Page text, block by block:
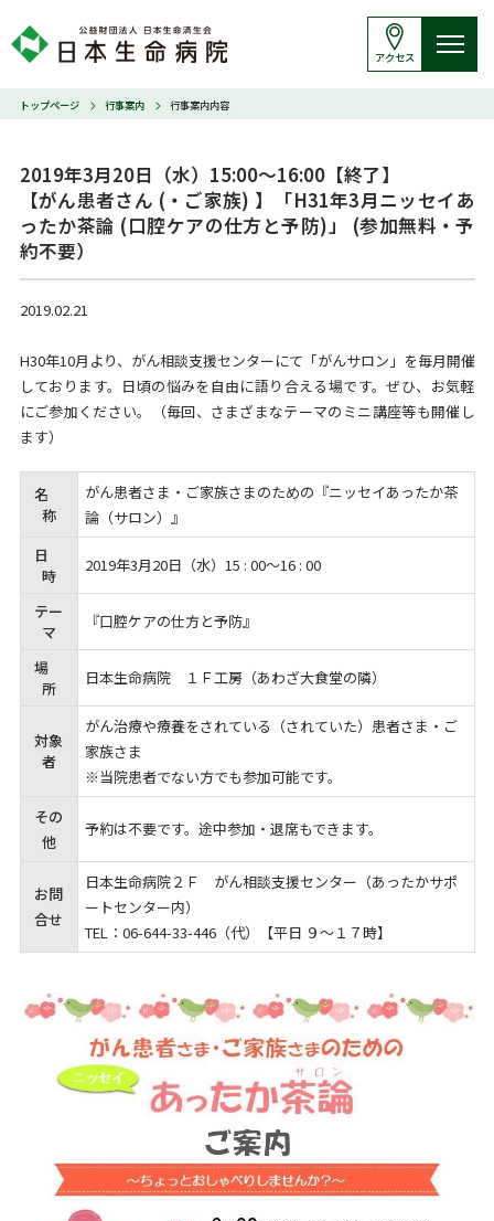
アクセス
トップページ 行事案内 行事案内内容
2019年3月20日（水）15:00～16:00【終了】
【がん患者さん (・ご家族) 】「H31年3月ニッセイあ
ったか茶論 (口腔ケアの仕方と予防)」 (参加無料・予
約不要）
2019.02.21
H30年10月より、がん相談支援センターにて「がんサロン」を毎月開催
しております。日頃の悩みを自由に語り合える場です。ぜひ、お気軽
にご参加ください。（毎回、さまざまなテーマのミニ講座等も開催し
ます）
名
称
がん患者さま・ご家族さまのための『ニッセイあったか茶
論（サロン）』
日
時
2019年3月20日（水） 15 : 00～16 : 00
テー
マ
『口腔ケアの仕方と予防』
場
所
日本生命病院 １Ｆ工房（あわざ大食堂の隣）
対象
者
がん治療や療養をされている（されていた）患者さま・ご
家族さま
※当院患者でない方でも参加可能です。
その
他
予約は不要です。途中参加・退席もできます。
お問
合せ
日本生命病院２Ｆ がん相談支援センター（あったかサポ
ートセンター内）
TEL：06-644-33-446（代）【平日 ９～１７時】